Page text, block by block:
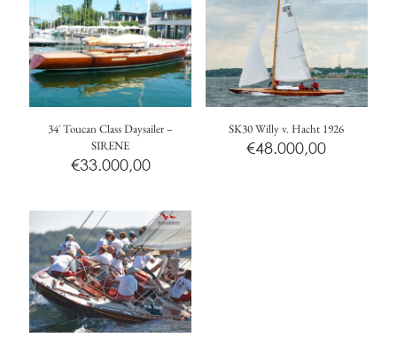
34′ Toucan Class Daysailer –
SIRENE
€33.000,00
SK30 Willy v. Hacht 1926
€48.000,00